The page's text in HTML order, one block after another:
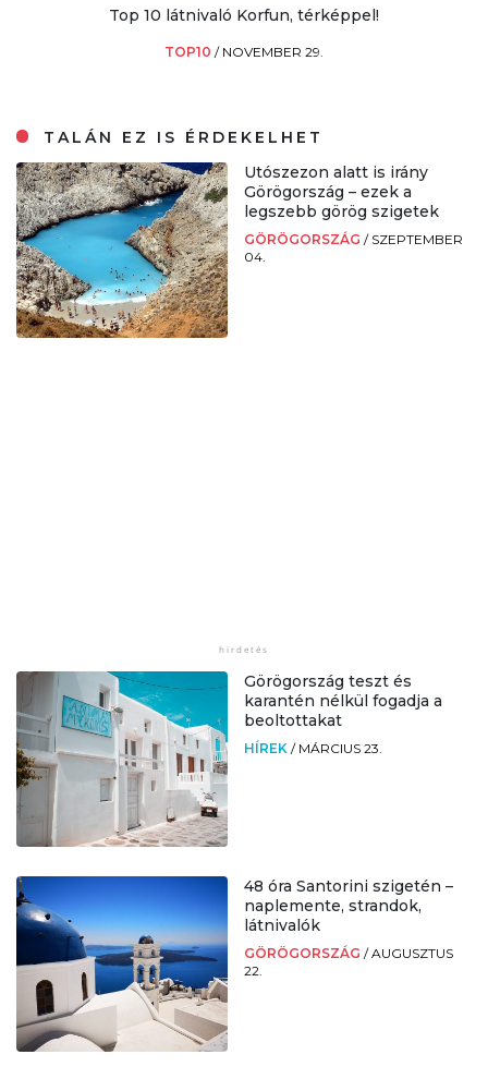
Top 10 látnivaló Korfun, térképpel!
TOP10 / NOVEMBER 29.
TALÁN EZ IS ÉRDEKELHET
Utószezon alatt is irány
Görögország – ezek a
legszebb görög szigetek
GÖRÖGORSZÁG / SZEPTEMBER
04.
Görögország teszt és
karantén nélkül fogadja a
beoltottakat
HÍREK / MÁRCIUS 23.
48 óra Santorini szigetén –
naplemente, strandok,
látnivalók
GÖRÖGORSZÁG /AUGUSZTUS
22.